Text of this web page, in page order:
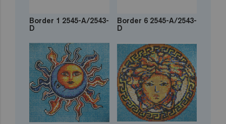
Border 1 2545-A/2543-
D
Border 6 2545-A/2543-
D